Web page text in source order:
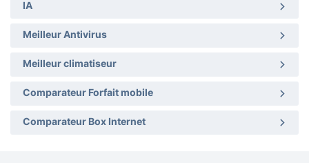
IA
Meilleur Antivirus
Meilleur climatiseur
Comparateur Forfait mobile
Comparateur Box Internet